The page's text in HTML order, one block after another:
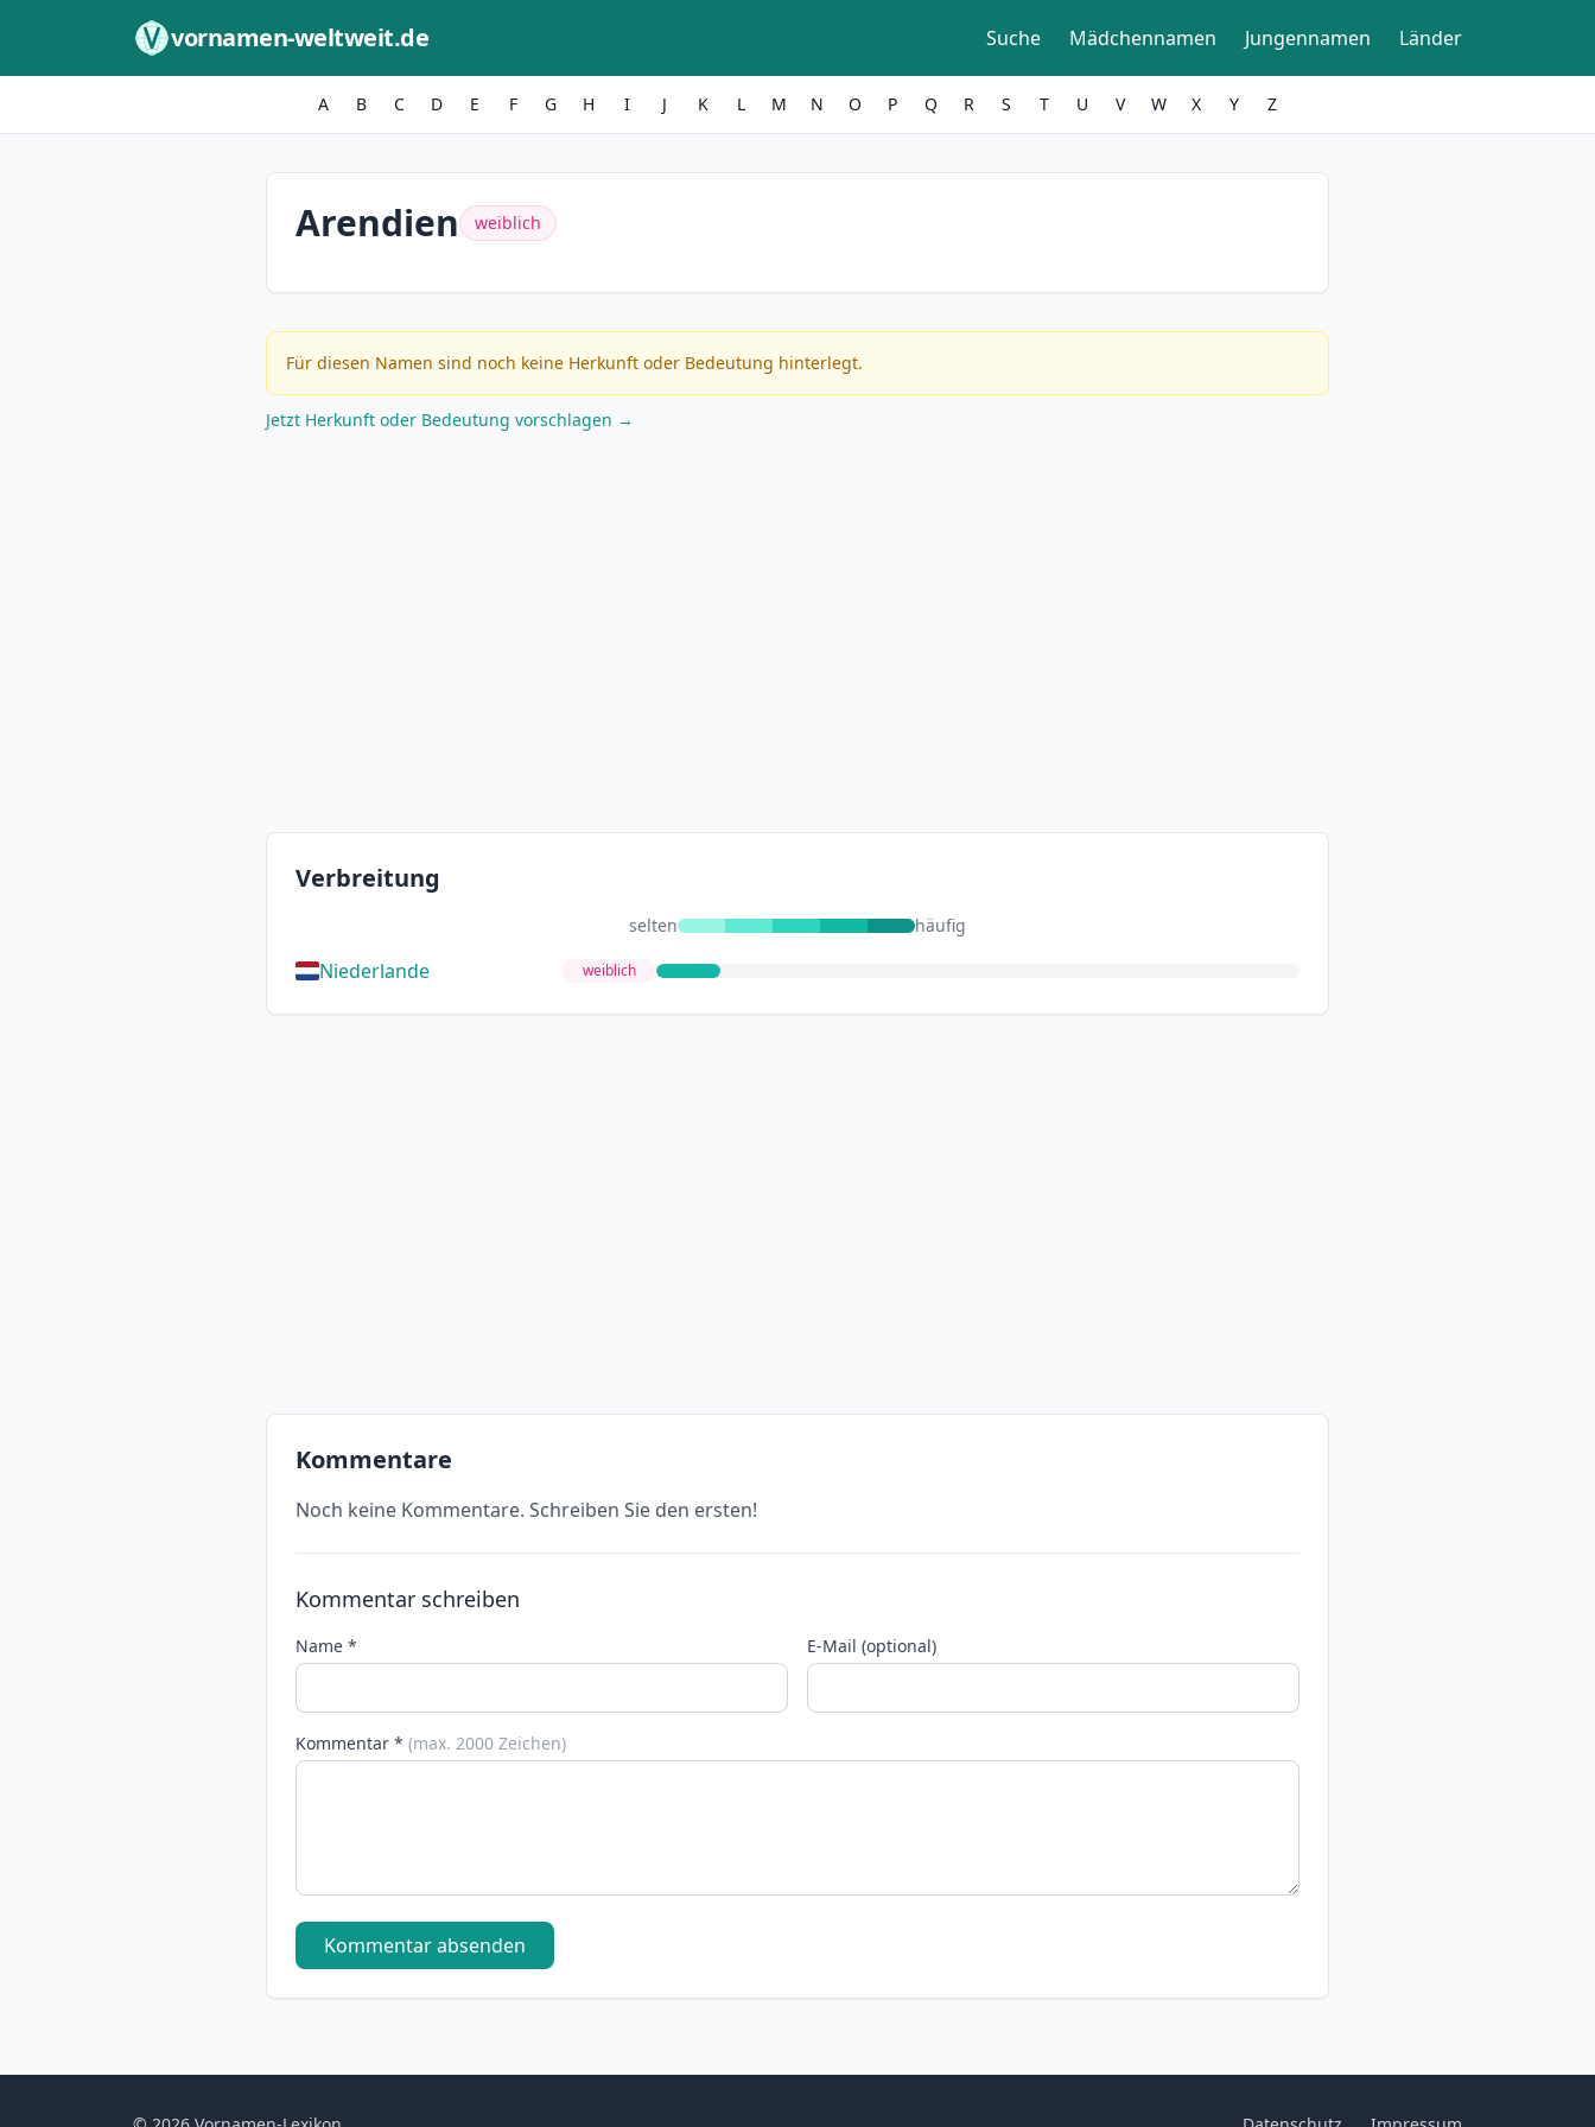
vornamen-weltweit.de Suche Mädchennamen Jungennamen Länder
A B C D E F G H I J K L M N O P Q R S T U V W X Y Z
Arendien weiblich
Für diesen Namen sind noch keine Herkunft oder Bedeutung hinterlegt.
Jetzt Herkunft oder Bedeutung vorschlagen →
Verbreitung
selten häufig
Niederlande weiblich
Kommentare
Noch keine Kommentare. Schreiben Sie den ersten!
Kommentar schreiben
Name * E-Mail (optional)
Kommentar * (max. 2000 Zeichen)
Kommentar absenden